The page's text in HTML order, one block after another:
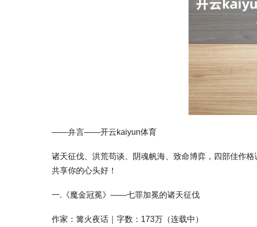
——弁言——开云kaiyun体育
诸天征伐、洪荒苟谈、阴魂帆海、致命博弈，四部佳作
共享你的心头好！
一.《魔金冠冕》——七罪加冕的诸天征伐
作家：篝火夜话｜字数：173万（连载中）